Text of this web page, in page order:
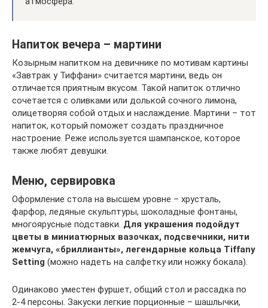
Напиток вечера – мартини
Козырным напитком на девичнике по мотивам картины
«Завтрак у Тиффани» считается мартини, ведь он
отличается приятным вкусом. Такой напиток отлично
сочетается с оливками или долькой сочного лимона,
олицетворяя собой отдых и наслаждение. Мартини – тот
напиток, который поможет создать праздничное
настроение. Реже используется шампанское, которое
также любят девушки.
Меню, сервировка
Оформление стола на высшем уровне – хрусталь,
фарфор, ледяные скульптуры, шоколадные фонтаны,
многоярусные подставки. Для украшения подойдут
цветы в миниатюрных вазочках, подсвечники, нити
жемчуга, «бриллианты», легендарные кольца Tiffany
Setting (можно надеть на салфетку или ножку бокала).
Одинаково уместен фуршет, общий стол и рассадка по
2-4 персоны. Закуски легкие порционные – шашлычки,